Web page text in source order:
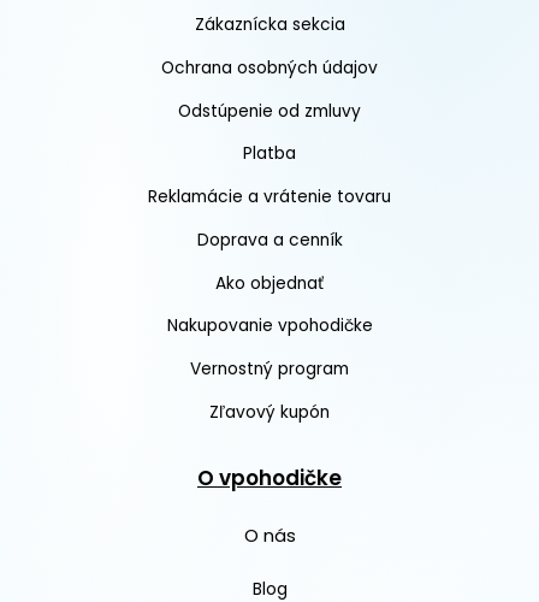
Zákaznícka sekcia
Ochrana osobných údajov
Odstúpenie od zmluvy
Platba
Reklamácie a vrátenie tovaru
Doprava a cenník
Ako objednať
Nakupovanie vpohodičke
Vernostný program
Zľavový kupón
O vpohodičke
O nás
Blog